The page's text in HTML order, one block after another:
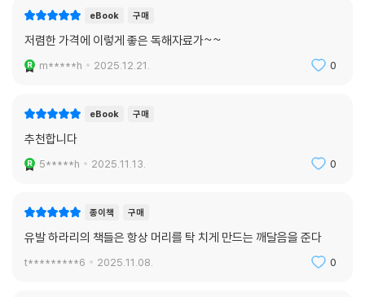
eBook 구매
저렴한 가격에 이렇게 좋은 독해자료가~~
m*****h 2025.12.21. 0
eBook 구매
추천합니다
5*****h 2025.11.13. 0
종이책 구매
유발 하라리의 책들은 항상 머리를 탁 치게 만드는 깨달음을 준다
t*********6 2025.11.08. 0